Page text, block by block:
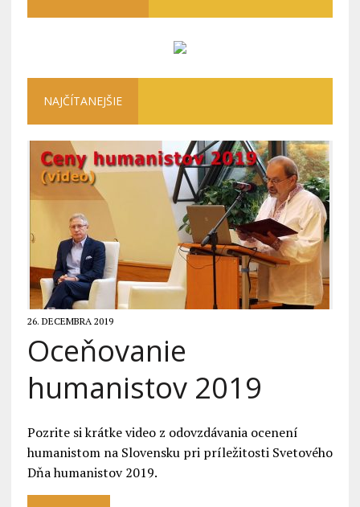
NAJČÍTANEJŠIE
26. DECEMBRA 2019
Oceňovanie
humanistov 2019
Pozrite si krátke video z odovzdávania ocenení
humanistom na Slovensku pri príležitosti Svetového
Dňa humanistov 2019.